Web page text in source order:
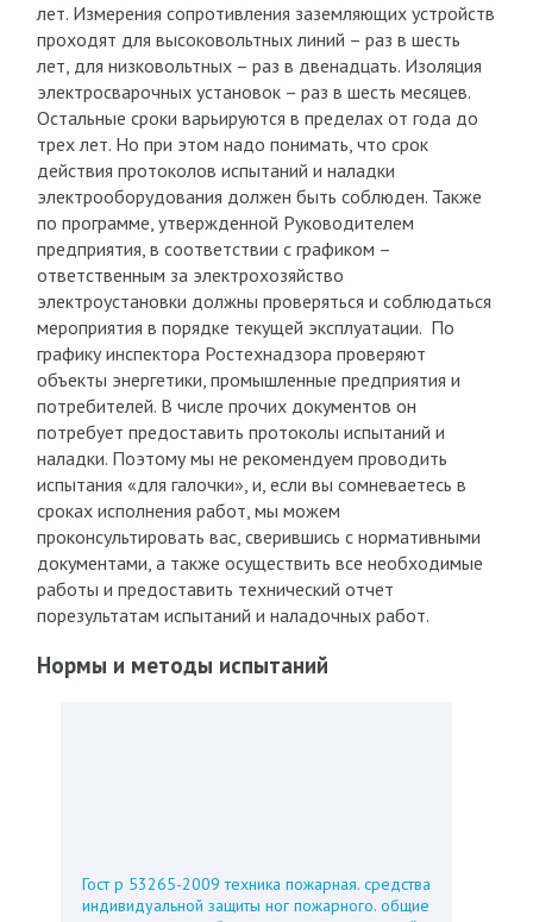
лет. Измерения сопротивления заземляющих устройств
проходят для высоковольтных линий – раз в шесть
лет, для низковольтных – раз в двенадцать. Изоляция
электросварочных установок – раз в шесть месяцев.
Остальные сроки варьируются в пределах от года до
трех лет. Но при этом надо понимать, что срок
действия протоколов испытаний и наладки
электрооборудования должен быть соблюден. Также
по программе, утвержденной Руководителем
предприятия, в соответствии с графиком –
ответственным за электрохозяйство
электроустановки должны проверяться и соблюдаться
мероприятия в порядке текущей эксплуатации. По
графику инспектора Ростехнадзора проверяют
объекты энергетики, промышленные предприятия и
потребителей. В числе прочих документов он
потребует предоставить протоколы испытаний и
наладки. Поэтому мы не рекомендуем проводить
испытания «для галочки», и, если вы сомневаетесь в
сроках исполнения работ, мы можем
проконсультировать вас, сверившись с нормативными
документами, а также осуществить все необходимые
работы и предоставить технический отчет
порезультатам испытаний и наладочных работ.
Нормы и методы испытаний
Гост р 53265-2009 техника пожарная. средства
индивидуальной защиты ног пожарного. общие